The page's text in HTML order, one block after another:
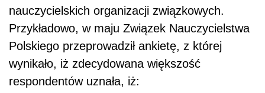
nauczycielskich organizacji związkowych.
Przykładowo, w maju Związek Nauczycielstwa
Polskiego przeprowadził ankietę, z której
wynikało, iż zdecydowana większość
respondentów uznała, iż: